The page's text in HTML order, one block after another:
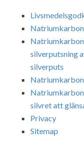
silverputsning
silverputs
silvret att
Privacy
Sitemap